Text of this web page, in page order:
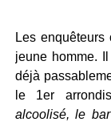
Les
jeune homme.
déjà
le 1er
alcoolisé, le